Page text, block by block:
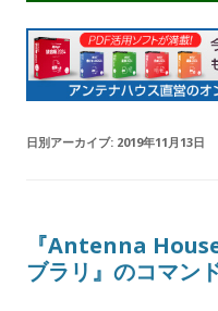
日別アーカイブ: 2019年11月13日
『Antenna
ブラリ』のコマン